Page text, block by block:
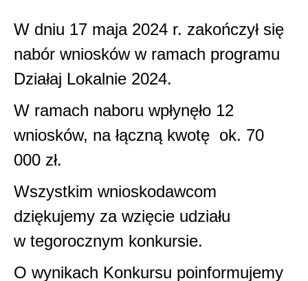
W dniu 17 maja 2024 r. zakończył się
nabór wniosków w ramach programu
Działaj Lokalnie 2024.
W ramach naboru wpłynęło 12
wniosków, na łączną kwotę ok. 70
000 zł.
Wszystkim wnioskodawcom
dziękujemy za wzięcie udziału
w tegorocznym konkursie.
O wynikach Konkursu poinformujemy